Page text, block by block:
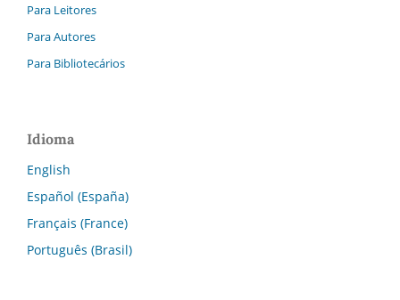
Para Leitores
Para Autores
Para Bibliotecários
Idioma
English
Español (España)
Français (France)
Português (Brasil)